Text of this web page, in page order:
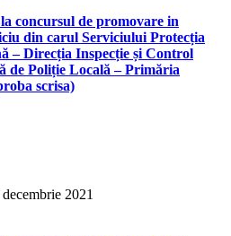
concursul de promovare in
din carul Serviciului Protecția
– Direcția Inspecție și Control
de Poliție Locală – Primăria
scrisa)
decembrie 2021